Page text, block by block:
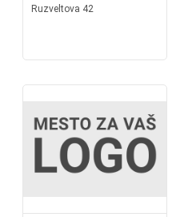
Ruzveltova 42